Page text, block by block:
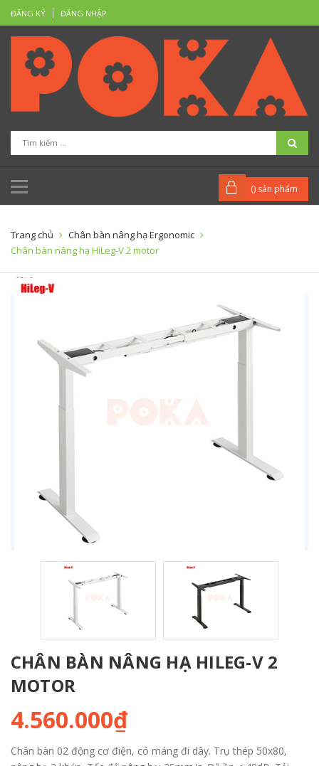
ĐĂNG KÝ ĐĂNG NHẬP
() sản phẩm
Trang chủ
Chân bàn nâng hạ Ergonomic
Chân bàn nâng hạ HiLeg-V 2 motor
CHÂN BÀN NÂNG HẠ HILEG-V 2
MOTOR
4.560.000₫
Chân bàn 02 động cơ điện, có máng đi dây. Trụ thép 50x80,